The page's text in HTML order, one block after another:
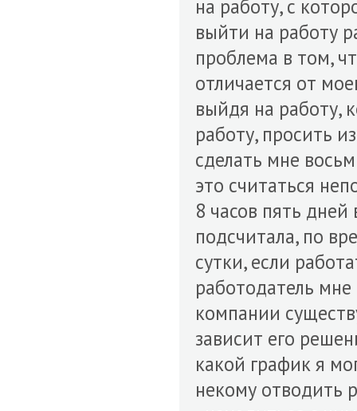
на работу, с
выйти на работу
проблема в том,
отличается от
выйдя на работу,
работу, просить
сделать мне
это считаться
8 часов пять
подсчитала, по
сутки, если
работодатель
компании
зависит его
какой график я
некому отводить